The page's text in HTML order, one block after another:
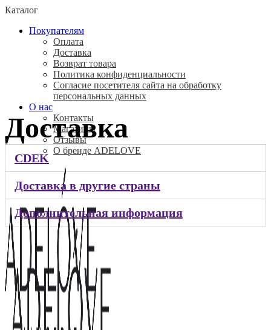
Каталог
Покупателям
Оплата
Доставка
Возврат товара
Политика конфиденциальности
Согласие посетителя сайта на обработку
персональных данных
О нас
Контакты
Магазины
Отзывы
О бренде ADELOVE
Доставка
CDEK
Доставка в другие страны
Дополнительная информация